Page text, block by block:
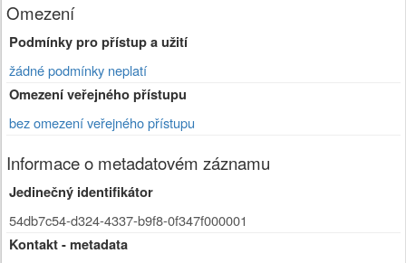
Omezení
Podmínky pro přístup a užití
žádné podmínky neplatí
Omezení veřejného přístupu
bez omezení veřejného přístupu
Informace o metadatovém záznamu
Jedinečný identifikátor
54db7c54-d324-4337-b9f8-0f347f000001
Kontakt - metadata